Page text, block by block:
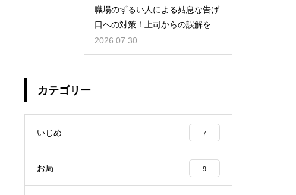
職場のずるい人による姑息な告げ
口への対策！上司からの誤解を解
いて自分の身の潔白を証明する手
順
2026.07.30
カテゴリー
いじめ 7
お局 9